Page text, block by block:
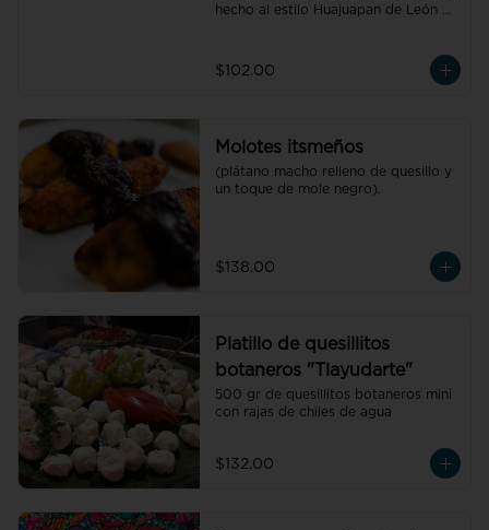
hecho al estilo Huajuapan de León
$102.00
Molotes itsmeños
(plátano macho relleno de quesillo y
un toque de mole negro).
$138.00
Platillo de quesillitos
botaneros "Tlayudarte"
500 gr de quesillitos botaneros mini
con rajas de chiles de agua
$132.00